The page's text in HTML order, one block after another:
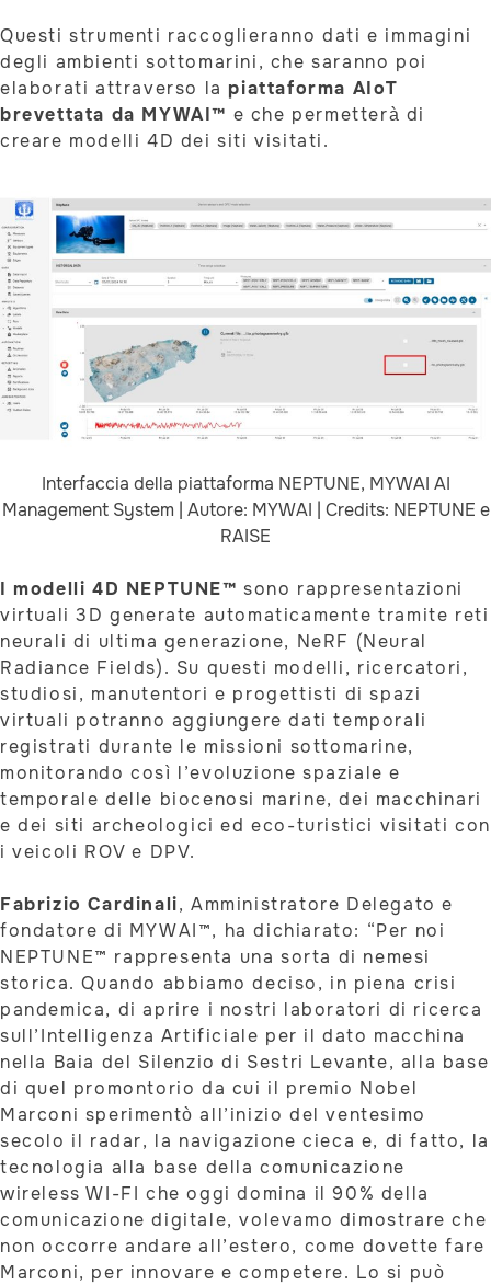
Questi strumenti raccoglieranno dati e immagini
degli ambienti sottomarini, che saranno poi
elaborati attraverso la piattaforma AIoT
brevettata da MYWAI™ e che permetterà di
creare modelli 4D dei siti visitati.
Interfaccia della piattaforma NEPTUNE, MYWAI AI
Management System | Autore: MYWAI | Credits: NEPTUNE e
RAISE
I modelli 4D NEPTUNE™ sono rappresentazioni
virtuali 3D generate automaticamente tramite reti
neurali di ultima generazione, NeRF (Neural
Radiance Fields). Su questi modelli, ricercatori,
studiosi, manutentori e progettisti di spazi
virtuali potranno aggiungere dati temporali
registrati durante le missioni sottomarine,
monitorando così l’evoluzione spaziale e
temporale delle biocenosi marine, dei macchinari
e dei siti archeologici ed eco-turistici visitati con
i veicoli ROV e DPV.
Fabrizio Cardinali, Amministratore Delegato e
fondatore di MYWAI™, ha dichiarato: “Per noi
NEPTUNE™ rappresenta una sorta di nemesi
storica. Quando abbiamo deciso, in piena crisi
pandemica, di aprire i nostri laboratori di ricerca
sull’Intelligenza Artificiale per il dato macchina
nella Baia del Silenzio di Sestri Levante, alla base
di quel promontorio da cui il premio Nobel
Marconi sperimentò all’inizio del ventesimo
secolo il radar, la navigazione cieca e, di fatto, la
tecnologia alla base della comunicazione
wireless WI-FI che oggi domina il 90% della
comunicazione digitale, volevamo dimostrare che
non occorre andare all’estero, come dovette fare
Marconi, per innovare e competere. Lo si può